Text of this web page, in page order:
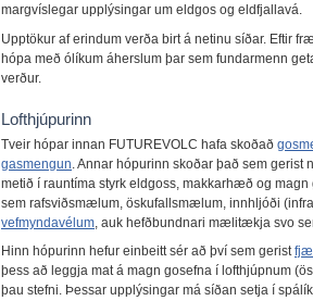
margvíslegar upplýsingar um eldgos og eldfjallavá.
Upptökur af erindum verða birt á netinu síðar. Eftir
hópa með ólíkum áherslum þar sem fundarmenn
verður.
Lofthjúpurinn
Tveir hópar innan FUTUREVOLC hafa skoðað
gasmengun. Annar hópurinn skoðar það sem
metið í rauntíma styrk eldgoss, makkarhæð og
sem rafsviðsmælum, öskufallsmælum, innhljóði
vefmyndavélum, auk hefðbundnari mælitækja svo
Hinn hópurinn hefur einbeitt sér að því sem gerist
þess að leggja mat á magn gosefna í lofthjúpnum
þau stefni. Þessar upplýsingar má síðan setja í